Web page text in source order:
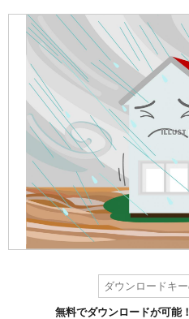
無料でダウンロードが可能！